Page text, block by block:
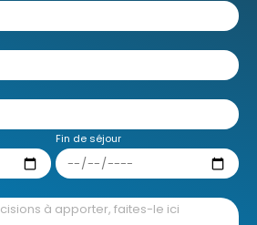
Fin de séjour